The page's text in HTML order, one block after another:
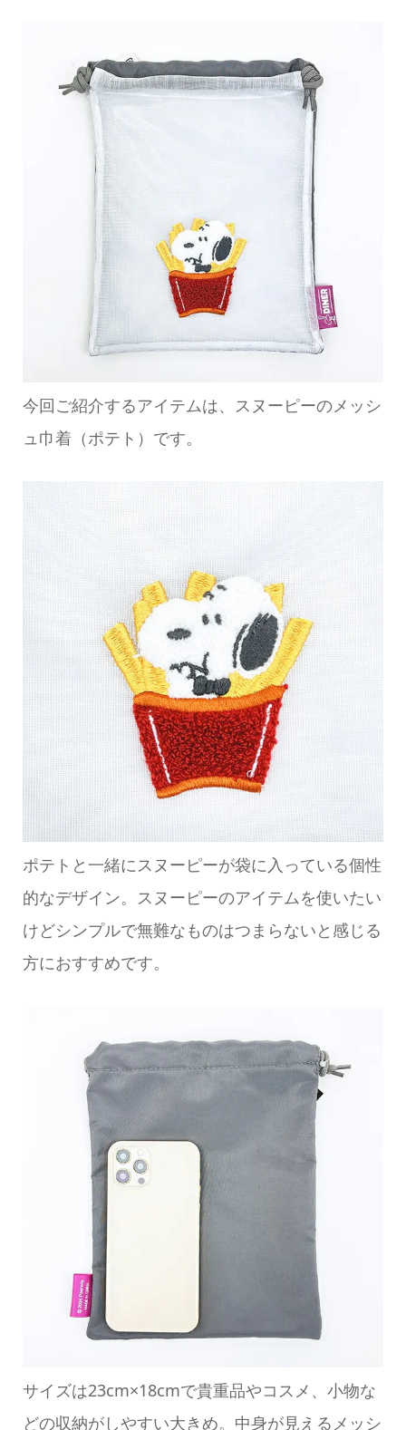
今回ご紹介するアイテムは、スヌーピーのメッシ
ュ巾着（ポテト）です。
ポテトと一緒にスヌーピーが袋に入っている個性
的なデザイン。スヌーピーのアイテムを使いたい
けどシンプルで無難なものはつまらないと感じる
方におすすめです。
サイズは23cm×18cmで貴重品やコスメ、小物な
どの収納がしやすい大きめ。中身が見えるメッシ